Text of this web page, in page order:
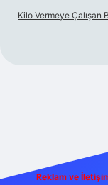
Kilo Vermeye Çalışan
Reklam ve